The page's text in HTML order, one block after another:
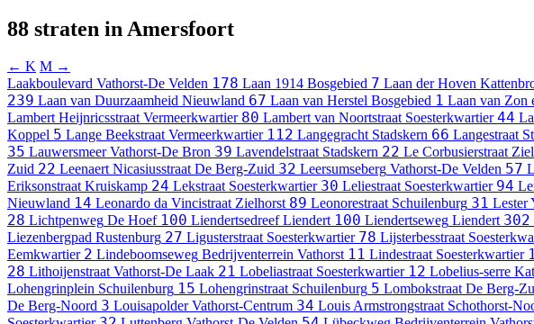
88 straten in Amersfoort
← K M →
Laakboulevard Vathorst-De Velden 178 Laan 1914 Bosgebied 7 Laan der Hoven
239 Laan van Duurzaamheid Nieuwland 67 Laan van Herstel Bosgebied 1 Laan van Zon
Lambert Heijnricsstraat Vermeerkwartier 80 Lambert van Noortstraat Soesterkwartier 44
Koppel 5 Lange Beekstraat Vermeerkwartier 112 Langegracht Stadskern 66 Langestraat
35 Lauwersmeer Vathorst-De Bron 39 Lavendelstraat Stadskern 22 Le Corbusierstraat
Zuid 22 Leenaert Nicasiusstraat De Berg-Zuid 32 Leersumseberg Vathorst-De Velden 57
Eriksonstraat Kruiskamp 24 Lekstraat Soesterkwartier 30 Leliestraat Soesterkwartier 94
Nieuwland 14 Leonardo da Vincistraat Zielhorst 89 Leonorestraat Schuilenburg 31 Lester
28 Lichtpenweg De Hoef 100 Liendertsedreef Liendert 100 Liendertseweg Liendert 302
Liezenbergpad Rustenburg 27 Ligusterstraat Soesterkwartier 78 Lijsterbesstraat
Eemkwartier 2 Lindeboomseweg Bedrijventerrein Vathorst 11 Lindestraat Soesterkwartier
28 Lithoijenstraat Vathorst-De Laak 21 Lobeliastraat Soesterkwartier 12 Lobelius-serre
Lohengrinplein Schuilenburg 15 Lohengrinstraat Schuilenburg 5 Lombokstraat De Berg-
De Berg-Noord 3 Louisapolder Vathorst-Centrum 34 Louis Armstrongstraat Schothorst-